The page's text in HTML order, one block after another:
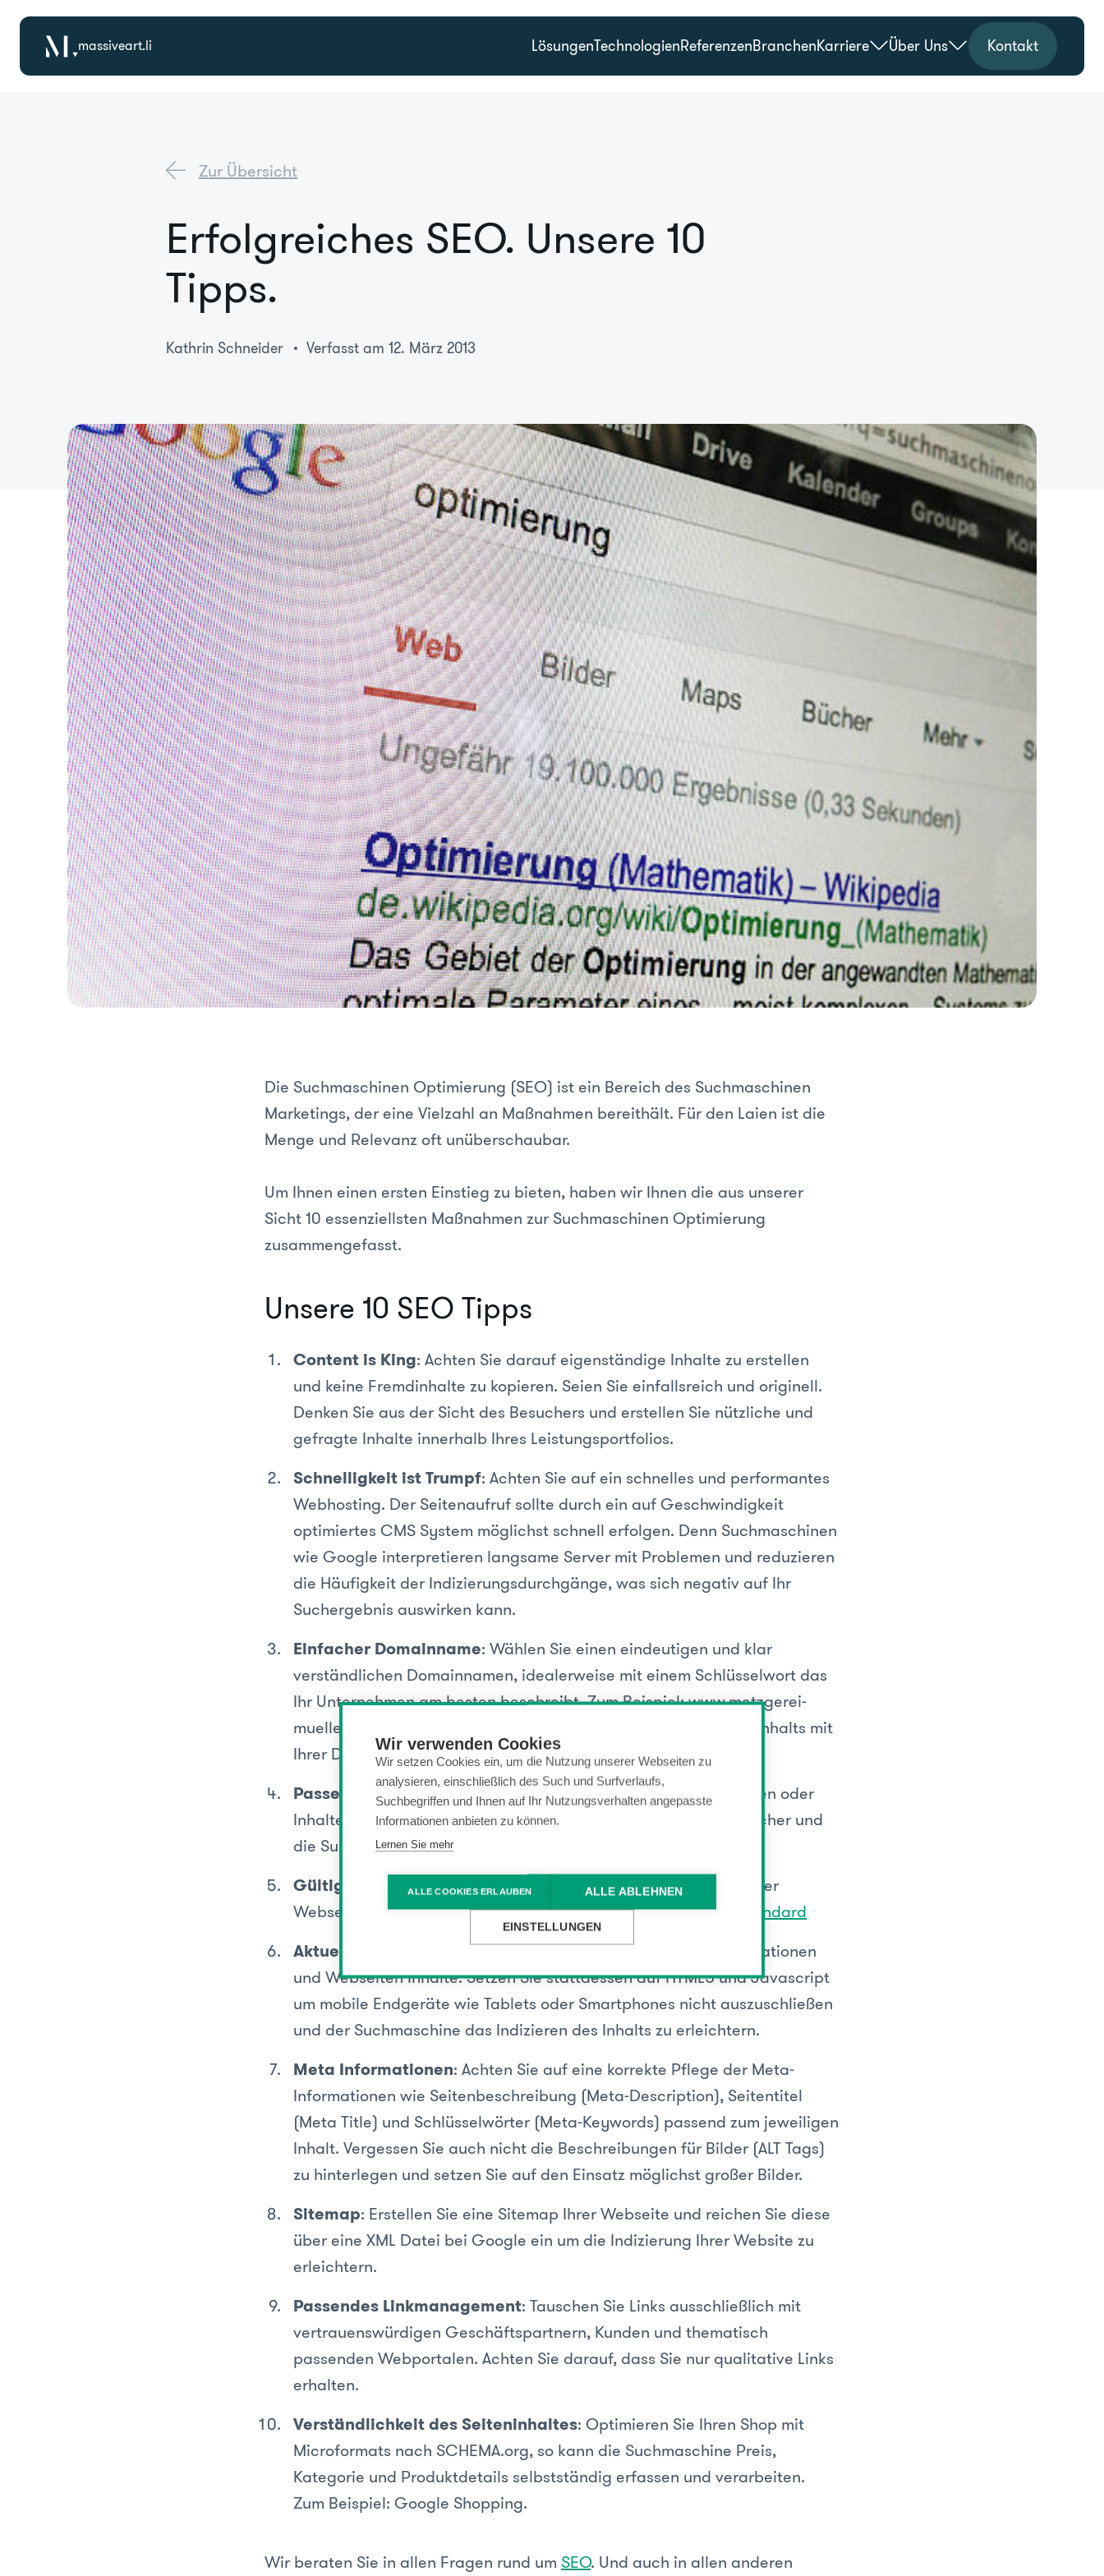
Wir verwenden Cookies
Wir setzen Cookies ein, um die Nutzung unserer Webseiten zu
analysieren, einschließlich des Such und Surfverlaufs,
Suchbegriffen und Ihnen auf Ihr Nutzungsverhalten angepasste
Informationen anbieten zu können.
Lernen Sie mehr
ALLE COOKIES ERLAUBEN ALLE ABLEHNEN
EINSTELLUNGEN
massiveart.li LösungenTechnologienReferenzenBranchenKarriere Über Uns Kontakt
Zur Übersicht
Erfolgreiches SEO. Unsere 10
Tipps.
Kathrin Schneider Verfasst am 12. März 2013
Die Suchmaschinen Optimierung (SEO) ist ein Bereich des Suchmaschinen
Marketings, der eine Vielzahl an Maßnahmen bereithält. Für den Laien ist die
Menge und Relevanz oft unüberschaubar.
Um Ihnen einen ersten Einstieg zu bieten, haben wir Ihnen die aus unserer
Sicht 10 essenziellsten Maßnahmen zur Suchmaschinen Optimierung
zusammengefasst.
Unsere 10 SEO Tipps
Content is King: Achten Sie darauf eigenständige Inhalte zu erstellen
und keine Fremdinhalte zu kopieren. Seien Sie einfallsreich und originell.
Denken Sie aus der Sicht des Besuchers und erstellen Sie nützliche und
gefragte Inhalte innerhalb Ihres Leistungsportfolios.
Schnelligkeit ist Trumpf: Achten Sie auf ein schnelles und performantes
Webhosting. Der Seitenaufruf sollte durch ein auf Geschwindigkeit
optimiertes CMS System möglichst schnell erfolgen. Denn Suchmaschinen
wie Google interpretieren langsame Server mit Problemen und reduzieren
die Häufigkeit der Indizierungsdurchgänge, was sich negativ auf Ihr
Suchergebnis auswirken kann.
Einfacher Domainname: Wählen Sie einen eindeutigen und klar
verständlichen Domainnamen, idealerweise mit einem Schlüsselwort das
Ihr Unternehmen am besten beschreibt. Zum Beispiel: www.metzgerei-
mueller.at. Achten Sie darauf, dass die Sprache des Webseiten Inhalts mit
Ihrer Domainendung je nach Land passend ist.
Passende Website Verlinkungen: Verlinken Sie passende Seiten oder
Inhalte auf Ihrer Webseite untereinander um diese für Ihre Besucher und
die Suchmaschinen zu verknüpfen.
Gültige Standards: Achten Sie darauf, dass der HTML Code Ihrer
Webseite gültigen Standards entspricht. Zum Beispiel:W3C Standard
Aktuelle Technik
: Vermeiden Sie den Einsatz von Flash für Animationen
und Webseiten Inhalte. Setzen Sie stattdessen auf HTML5 und Javascript
um mobile Endgeräte wie Tablets oder Smartphones nicht auszuschließen
und der Suchmaschine das Indizieren des Inhalts zu erleichtern.
Meta Informationen: Achten Sie auf eine korrekte Pflege der Meta-
Informationen wie Seitenbeschreibung (Meta-Description), Seitentitel
(Meta Title) und Schlüsselwörter (Meta-Keywords) passend zum jeweiligen
Inhalt. Vergessen Sie auch nicht die Beschreibungen für Bilder (ALT Tags)
zu hinterlegen und setzen Sie auf den Einsatz möglichst großer Bilder.
Sitemap: Erstellen Sie eine Sitemap Ihrer Webseite und reichen Sie diese
über eine XML Datei bei Google ein um die Indizierung Ihrer Website zu
erleichtern.
Passendes Linkmanagement: Tauschen Sie Links ausschließlich mit
vertrauenswürdigen Geschäftspartnern, Kunden und thematisch
passenden Webportalen. Achten Sie darauf, dass Sie nur qualitative Links
erhalten.
Verständlichkeit des Seiteninhaltes: Optimieren Sie Ihren Shop mit
Microformats nach SCHEMA.org, so kann die Suchmaschine Preis,
Kategorie und Produktdetails selbstständig erfassen und verarbeiten.
Zum Beispiel: Google Shopping.
Wir beraten Sie in allen Fragen rund um SEO. Und auch in allen anderen